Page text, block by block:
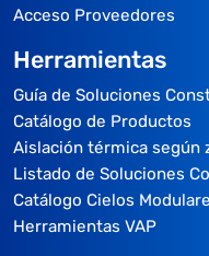
Acceso Proveedores
Herramientas
Guía de Soluciones
Catálogo de Productos
Aislación térmica según
Listado de Soluciones
Catálogo Cielos
Herramientas VAP